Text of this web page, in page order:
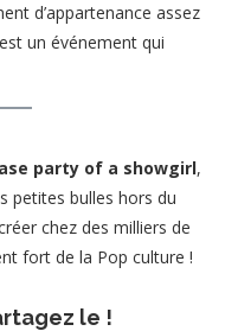
d’appartenance assez
un événement qui
party of a showgirl,
petites bulles hors du
chez des milliers de
fort de la Pop culture !
le !